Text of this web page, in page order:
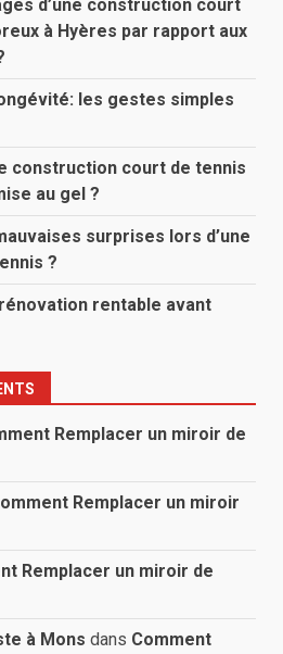
d’une construction court
à Hyères par rapport aux
les gestes simples
construction court de tennis
au gel ?
surprises lors d’une
?
rentable avant
Remplacer un miroir de
Remplacer un miroir
Remplacer un miroir de
à Mons dans Comment